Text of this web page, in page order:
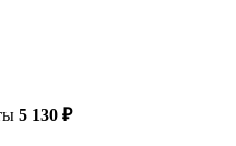
5 130 ₽